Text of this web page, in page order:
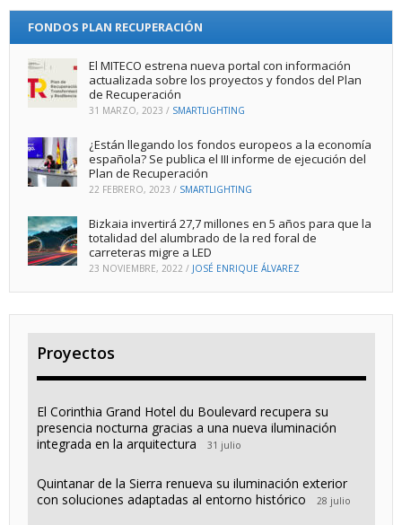
FONDOS PLAN RECUPERACIÓN
El MITECO estrena nueva portal con información
actualizada sobre los proyectos y fondos del Plan
de Recuperación
31 MARZO, 2023 / SMARTLIGHTING
¿Están llegando los fondos europeos a la economía
española? Se publica el III informe de ejecución del
Plan de Recuperación
22 FEBRERO, 2023 / SMARTLIGHTING
Bizkaia invertirá 27,7 millones en 5 años para que la
totalidad del alumbrado de la red foral de
carreteras migre a LED
23 NOVIEMBRE, 2022 / JOSÉ ENRIQUE ÁLVAREZ
Proyectos
El Corinthia Grand Hotel du Boulevard recupera su
presencia nocturna gracias a una nueva iluminación
integrada en la arquitectura
31 julio
Quintanar de la Sierra renueva su iluminación exterior
con soluciones adaptadas al entorno histórico
28 julio